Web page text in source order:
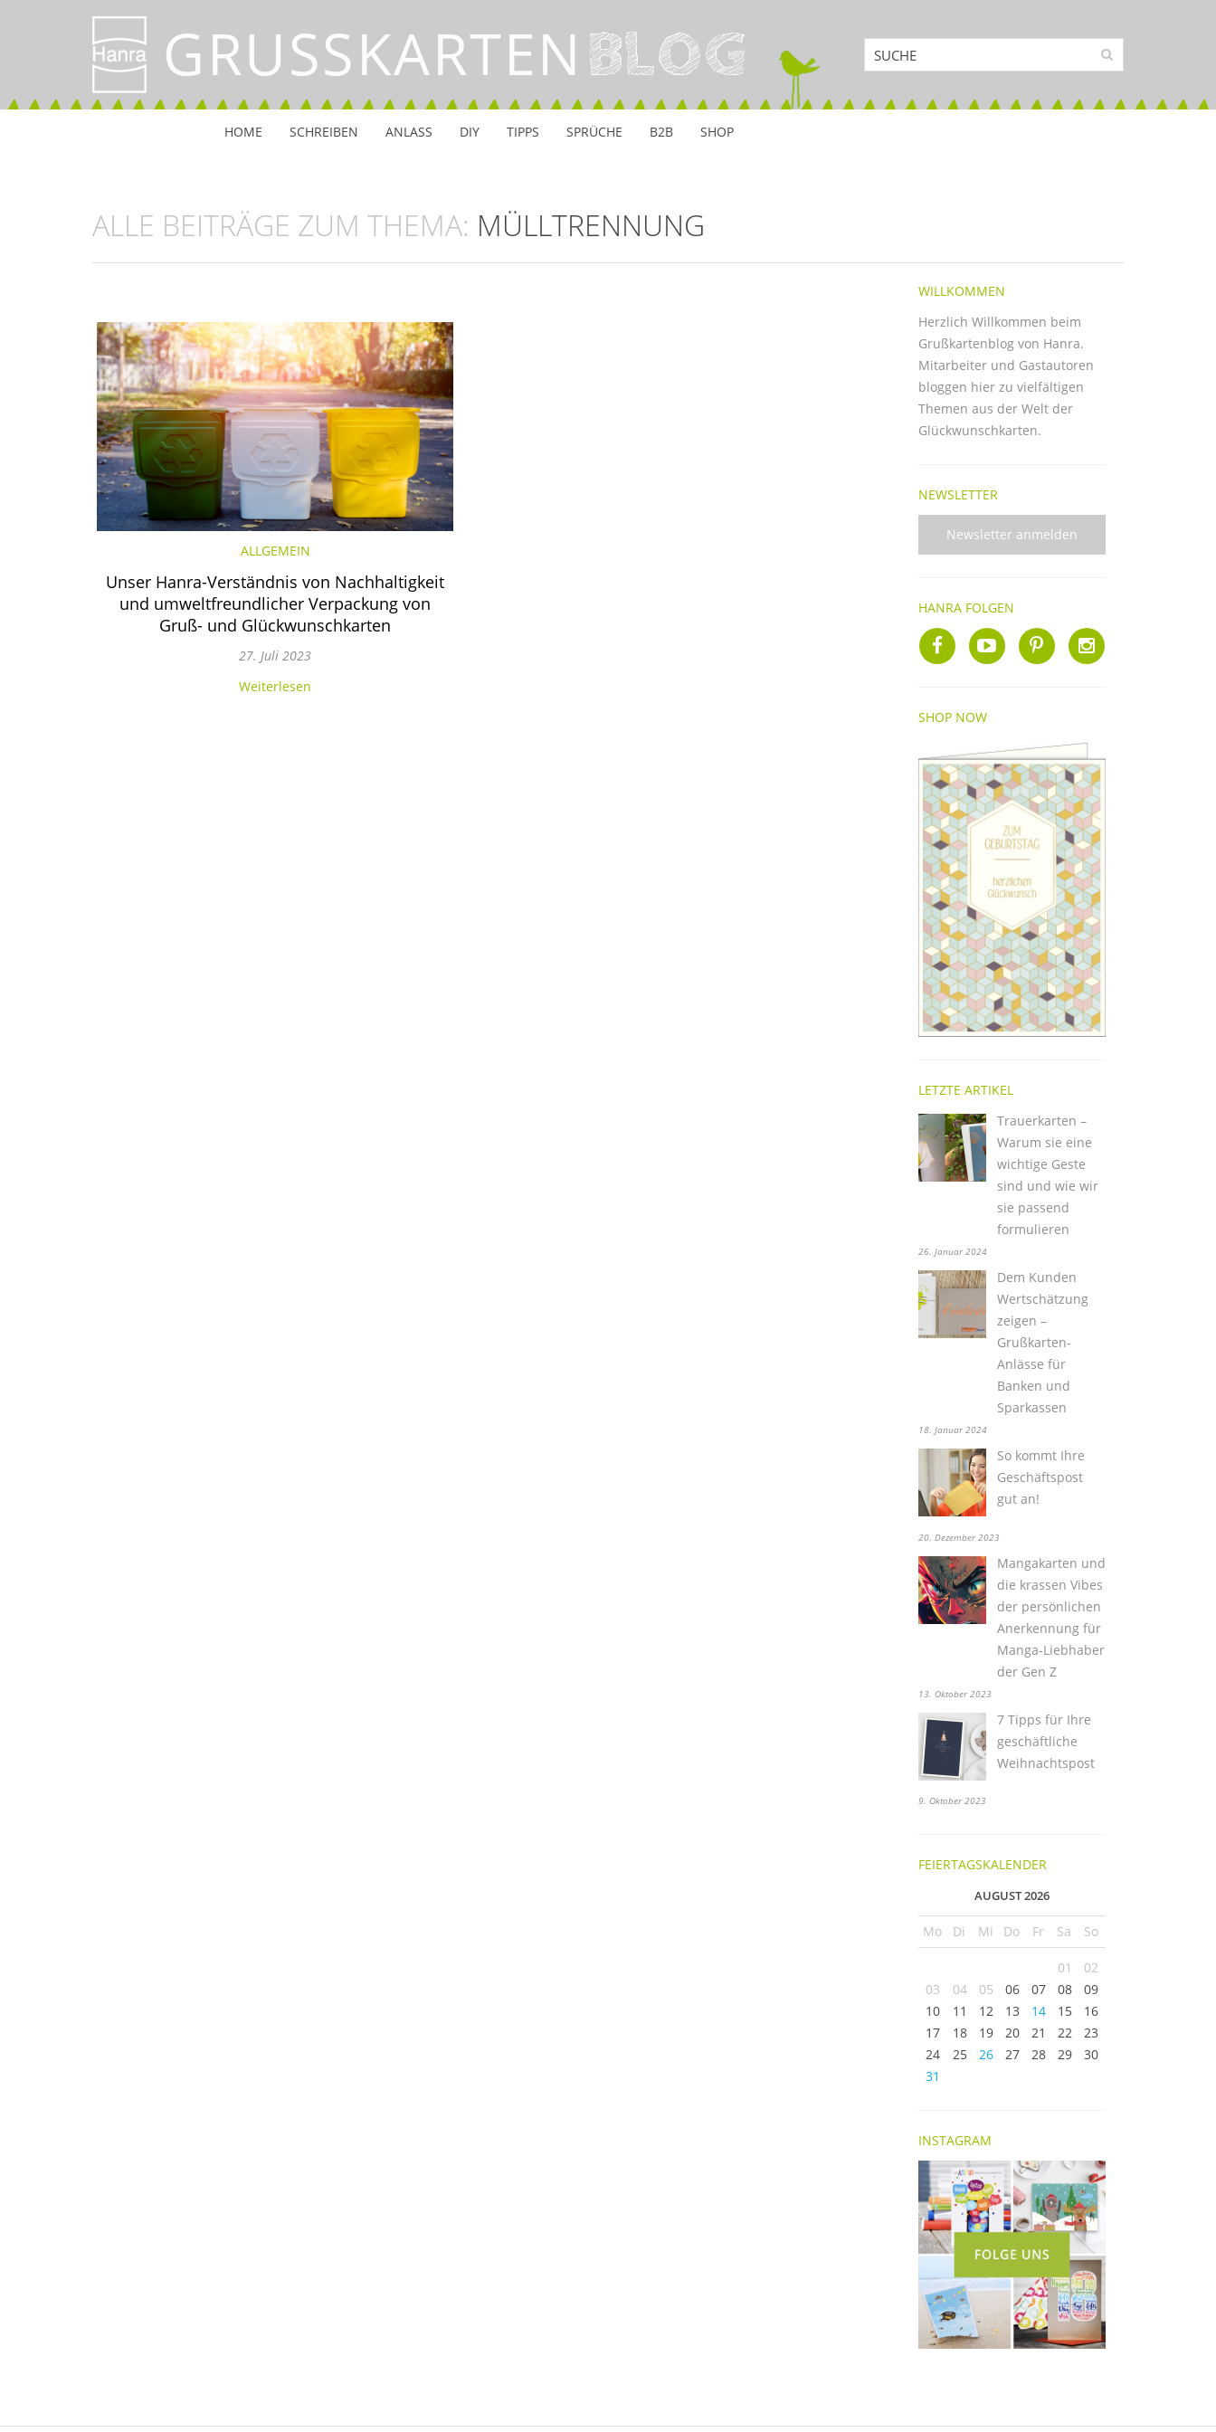
GRUSSKARTEN BLOG
HOME SCHREIBEN ANLASS DIY TIPPS SPRÜCHE B2B SHOP
ALLE BEITRÄGE ZUM THEMA: MÜLLTRENNUNG
ALLGEMEIN
Unser Hanra-Verständnis von Nachhaltigkeit
und umweltfreundlicher Verpackung von
Gruß- und Glückwunschkarten
27. Juli 2023
Weiterlesen
WILLKOMMEN
Herzlich Willkommen beim
Grußkartenblog von Hanra.
Mitarbeiter und Gastautoren
bloggen hier zu vielfältigen
Themen aus der Welt der
Glückwunschkarten.
NEWSLETTER
Newsletter anmelden
HANRA FOLGEN
SHOP NOW
LETZTE ARTIKEL
Trauerkarten –
Warum sie eine
wichtige Geste
sind und wie wir
sie passend
formulieren
26. Januar 2024
Dem Kunden
Wertschätzung
zeigen –
Grußkarten-
Anlässe für
Banken und
Sparkassen
18. Januar 2024
So kommt Ihre
Geschäftspost
gut an!
20. Dezember 2023
Mangakarten und
die krassen Vibes
der persönlichen
Anerkennung für
Manga-Liebhaber
der Gen Z
13. Oktober 2023
7 Tipps für Ihre
geschäftliche
Weihnachtspost
9. Oktober 2023
FEIERTAGSKALENDER
AUGUST 2026
Mo Di Mi Do Fr Sa So
01
02
03
04 05 06 07 08
09
10
11 12 13 14 15
16
17
18 19 20 21 22
23
24
25 26 27 28 29
30
31
INSTAGRAM